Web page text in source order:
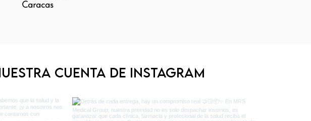
Caracas
cuenta de Instagram